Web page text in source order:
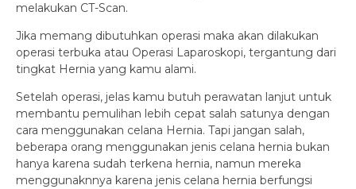
melakukan CT-Scan.
Jika memang dibutuhkan operasi maka akan dilakukan
operasi terbuka atau Operasi Laparoskopi, tergantung dari
tingkat Hernia yang kamu alami.
Setelah operasi, jelas kamu butuh perawatan lanjut untuk
membantu pemulihan lebih cepat salah satunya dengan
cara menggunakan celana Hernia. Tapi jangan salah,
beberapa orang menggunakan jenis celana hernia bukan
hanya karena sudah terkena hernia, namun mereka
menggunaknnya karena jenis celana hernia berfungsi